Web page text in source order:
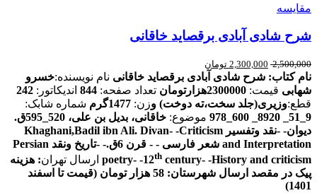
مقایسه
شرح شادی آبادی برقصاید خاقانی
2,500,000
2,300,000 تومان
نام کتاب: شرح شادی آبادی برقصاید خاقانی نام نویسنده:خسرو
شهابی قیمت: 2300000هزارتومان تعداد صفحه: اندیکاتور:
قطع:وزیری(جلد سخت،ته دوخت) وزن:
شماره شابک:
9
موضوع:
خاقانی، بدیل بن علی، 520_595ق.
دیوان- -نقد وتفسیر Khaghani,Badil ibn Ali. Divan- -Criticism
and Interpretation شعر فارسی - - قرن 6ق.- -تاریخ ونقد
Persian
poetry- -12th century- -History and criticism ارسال تهران: هزینه
پیک در مقصد
ارسال شهرستان: 58 هزار تومان (قیمت تا اسفند
1401)